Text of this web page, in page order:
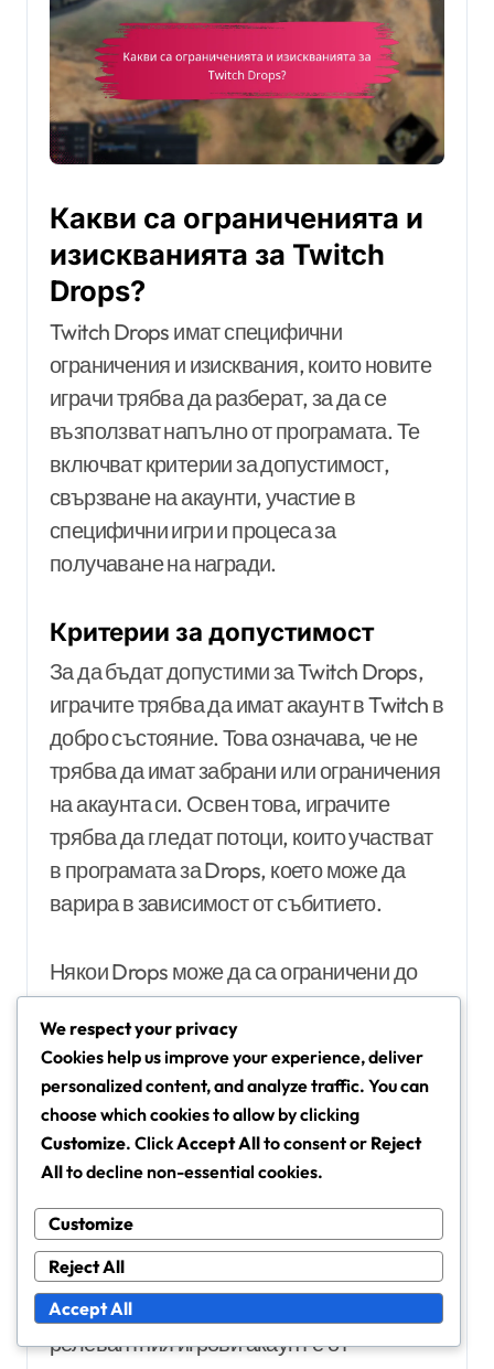
Какви са ограниченията и
изискванията за Twitch
Drops?
Twitch Drops имат специфични
ограничения и изисквания, които новите
играчи трябва да разберат, за да се
възползват напълно от програмата. Те
включват критерии за допустимост,
свързване на акаунти, участие в
специфични игри и процеса за
получаване на награди.
Критерии за допустимост
За да бъдат допустими за Twitch Drops,
играчите трябва да имат акаунт в Twitch в
добро състояние. Това означава, че не
трябва да имат забрани или ограничения
на акаунта си. Освен това, играчите
трябва да гледат потоци, които участват
в програмата за Drops, което може да
варира в зависимост от събитието.
Някои Drops може да са ограничени до
определени региони, така че играчите
трябва да проверят дали
местоположението им е допустимо.
Обикновено играчите от САЩ, Канада и
много европейски държави са
допустими, но е важно да се провери за
всяко конкретно събитие.
Свързване на акаунти
Свързването на акаунта ви в Twitch с
релевантния игрови акаунт е от
We respect your privacy
Cookies help us improve your experience, deliver
personalized content, and analyze traffic. You can
choose which cookies to allow by clicking
Customize. ClickAccept Allto consent or Reject
Allto decline non-essential cookies.
Customize
Reject All
Accept All